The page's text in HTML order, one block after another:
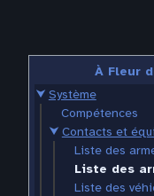
À Fleur
⮟ Système
Compétences
⮟ Contacts et
Liste des
Liste des
Liste des